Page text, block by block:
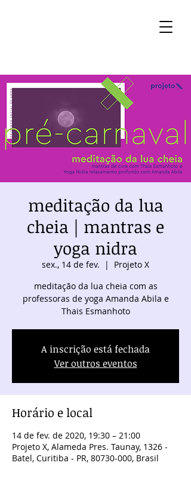
meditação da lua
cheia | mantras e
yoga nidra
sex., 14 de fev.
  |
Projeto X
meditação da lua cheia com as
professoras de yoga Amanda Abila e
Thais Esmanhoto
A inscrição está fechada
Ver outros eventos
Horário e local
14 de fev. de 2020, 19:30 – 21:00
Projeto X, Alameda Pres. Taunay, 1326 -
Batel, Curitiba - PR, 80730-000, Brasil